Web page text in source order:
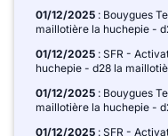
01/12/2025 : Bouygues
maillotière la huchepie -
01/12/2025 : SFR -
huchepie - d28 la
01/12/2025 : Bouygues
maillotière la huchepie -
01/12/2025 : SFR -